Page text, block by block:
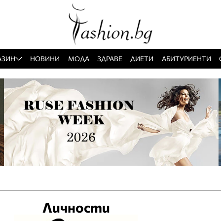
НОВИНИ МОДА ЗДРАВЕ ДИЕТИ АБИТУРИЕНТИ
Личности